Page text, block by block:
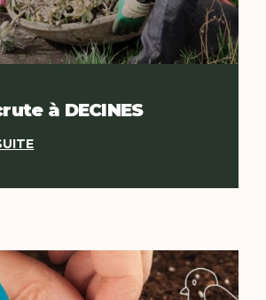
à DECINES